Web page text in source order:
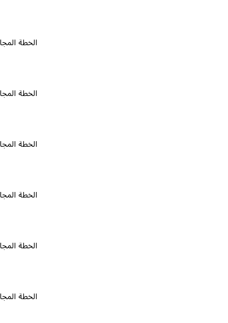
الخطة المجانية ٠
الخطة المجانية ٠
الخطة المجانية ٠
الخطة المجانية ٠
الخطة المجانية ٠
الخطة المجانية ٠